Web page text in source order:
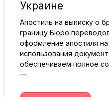
Украине
Апостиль на выписку о
границу Бюро
оформление апостиля
использования
обеспечиваем полное
—